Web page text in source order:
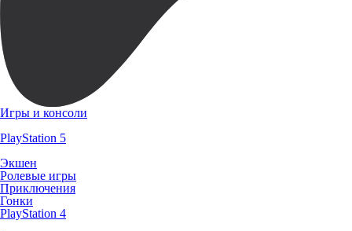
Игры и консоли
PlayStation 5
Экшен
Ролевые игры
Приключения
Гонки
PlayStation 4